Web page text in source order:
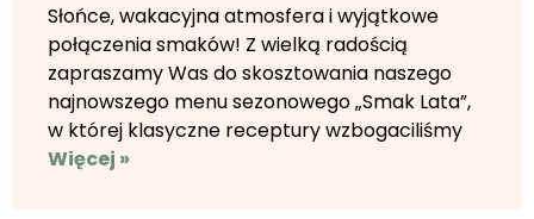
Słońce, wakacyjna atmosfera i wyjątkowe
połączenia smaków! Z wielką radością
zapraszamy Was do skosztowania naszego
najnowszego menu sezonowego „Smak Lata”,
w której klasyczne receptury wzbogaciliśmy
Więcej »